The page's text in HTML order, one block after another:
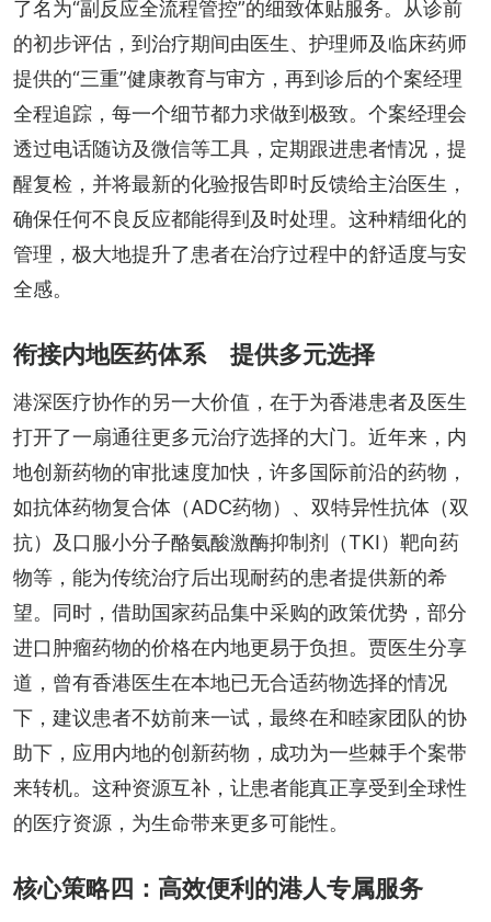
了名为“副反应全流程管控”的细致体贴服务。从诊前
的初步评估，到治疗期间由医生、护理师及临床药师
提供的“三重”健康教育与审方，再到诊后的个案经理
全程追踪，每一个细节都力求做到极致。个案经理会
透过电话随访及微信等工具，定期跟进患者情况，提
醒复检，并将最新的化验报告即时反馈给主治医生，
确保任何不良反应都能得到及时处理。这种精细化的
管理，极大地提升了患者在治疗过程中的舒适度与安
全感。
衔接内地医药体系 提供多元选择
港深医疗协作的另一大价值，在于为香港患者及医生
打开了一扇通往更多元治疗选择的大门。近年来，内
地创新药物的审批速度加快，许多国际前沿的药物，
如抗体药物复合体（ADC药物）、双特异性抗体（双
抗）及口服小分子酪氨酸激酶抑制剂（TKI）靶向药
物等，能为传统治疗后出现耐药的患者提供新的希
望。同时，借助国家药品集中采购的政策优势，部分
进口肿瘤药物的价格在内地更易于负担。贾医生分享
道，曾有香港医生在本地已无合适药物选择的情况
下，建议患者不妨前来一试，最终在和睦家团队的协
助下，应用内地的创新药物，成功为一些棘手个案带
来转机。这种资源互补，让患者能真正享受到全球性
的医疗资源，为生命带来更多可能性。
核心策略四：高效便利的港人专属服务